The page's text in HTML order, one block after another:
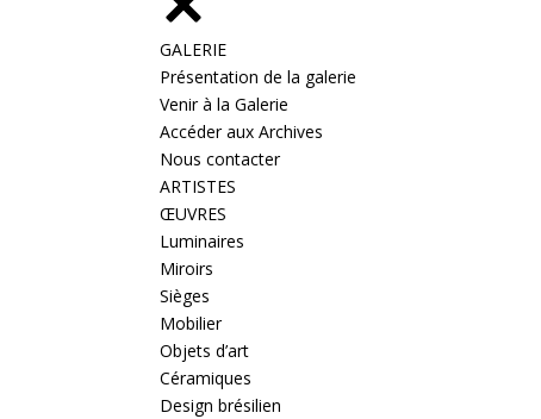
GALERIE
Présentation de la galerie
Venir à la Galerie
Accéder aux Archives
Nous contacter
ARTISTES
ŒUVRES
Luminaires
Miroirs
Sièges
Mobilier
Objets d’art
Céramiques
Design brésilien